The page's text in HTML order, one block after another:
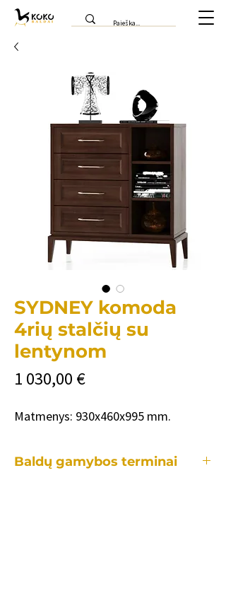
SYDNEY komoda
4rių stalčių su
lentynom
1 030,00 €Price
Matmenys: 930x460x995 mm.
Baldų gamybos terminai